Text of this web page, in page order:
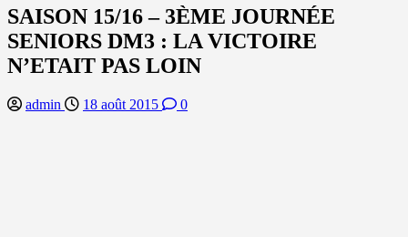
SAISON 15/16 – 3ÈME JOURNÉE
SENIORS DM3 : LA VICTOIRE
N’ETAIT PAS LOIN
admin 18 août 2015 0